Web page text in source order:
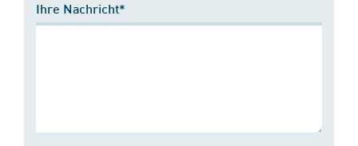
Ihre Nachricht*